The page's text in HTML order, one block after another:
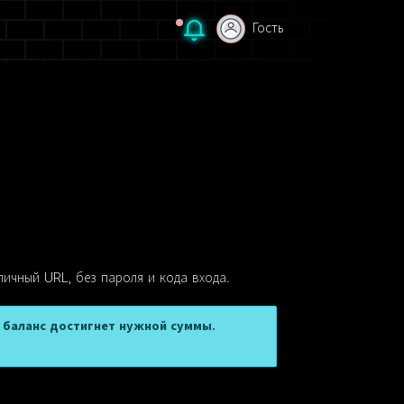
Гость
URL, без пароля и кода входа.
достигнет нужной суммы.